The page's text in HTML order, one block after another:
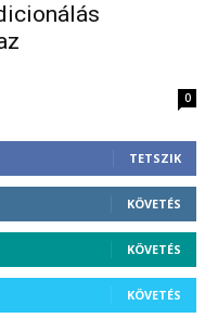
0
TETSZIK
KÖVETÉS
KÖVETÉS
KÖVETÉS